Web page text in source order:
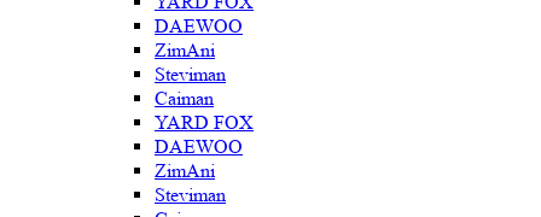
DAEWOO
ZimAni
Steviman
Caiman
YARD FOX
DAEWOO
ZimAni
Steviman